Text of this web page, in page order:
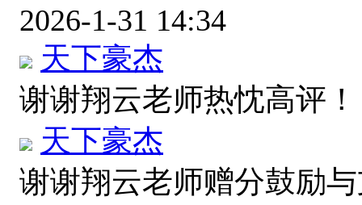
2026-1-31 14:34
天下豪杰
谢谢翔云老师热忱高评
天下豪杰
谢谢翔云老师赠分鼓励